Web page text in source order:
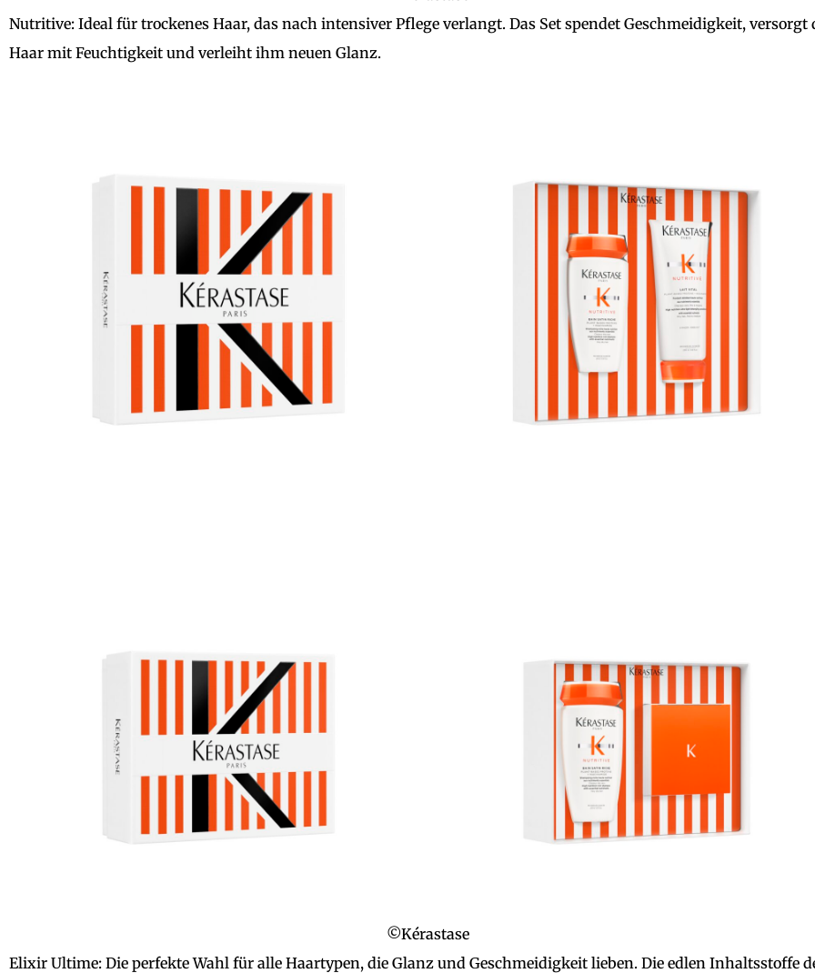
Nutritive: Ideal für trockenes Haar, das nach intensiver Pflege verlangt. Das Set spendet Geschmeidigkeit, versorgt
Haar mit Feuchtigkeit und verleiht ihm neuen Glanz.
©Kérastase
Elixir Ultime: Die perfekte Wahl für alle Haartypen, die Glanz und Geschmeidigkeit lieben. Die edlen Inhaltsstoffe